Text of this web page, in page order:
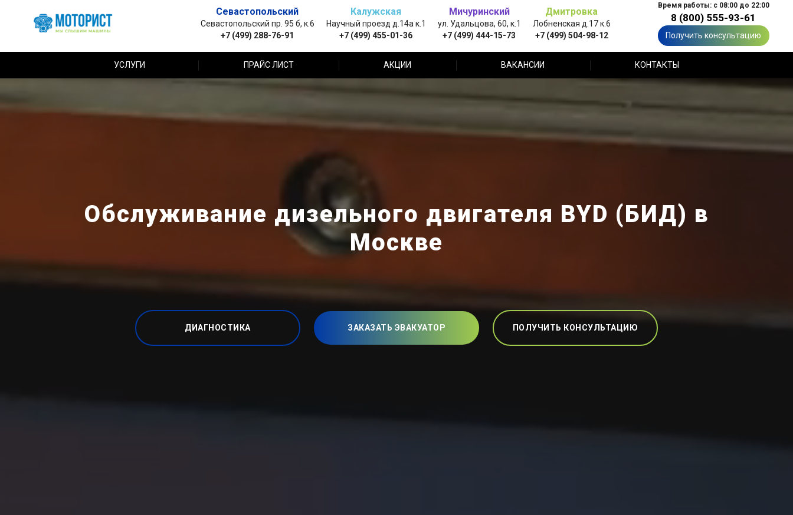
Севастопольский
Севастопольский пр. 95 б, к.6
+7 (499) 288-76-91
Калужская
Научный проезд д.14а к.1
+7 (499) 455-01-36
Мичуринский
ул. Удальцова, 60, к.1
+7 (499) 444-15-73
Дмитровка
Лобненская д.17 к.6
+7 (499) 504-98-12
Время работы: с 08:00 до 22:00
8 (800) 555-93-61
Получить консультацию
УСЛУГИ ПРАЙС ЛИСТ АКЦИИ ВАКАНСИИ КОНТАКТЫ
Обслуживание дизельного двигателя BYD (БИД) в
Москве
ДИАГНОСТИКА ЗАКАЗАТЬ ЭВАКУАТОР ПОЛУЧИТЬ КОНСУЛЬТАЦИЮ